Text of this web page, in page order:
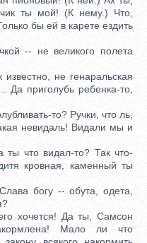
ты мой! (К нему.) Что,
бы ей в карете ездить
-- не великого полета
не генаральская
Да приголубь ребенка-то,
то? Ручки, что ль,
невидаль! Видали мы и
что видал-то? Так что-
кровная, каменный ты
богу -- обута, одета,
хочется! Да ты, Самсон
Мало ли что